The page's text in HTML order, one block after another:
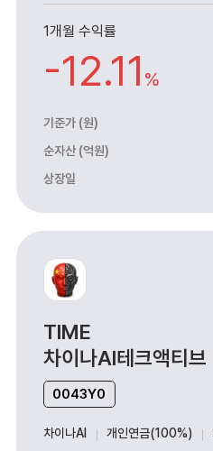
1개월 수익률
-12.11 %
기준가 (원)
순자산 (억원)
상장일
TIME
차이나AI테크액티브
0043Y0
차이나AI 개인연금(100%)